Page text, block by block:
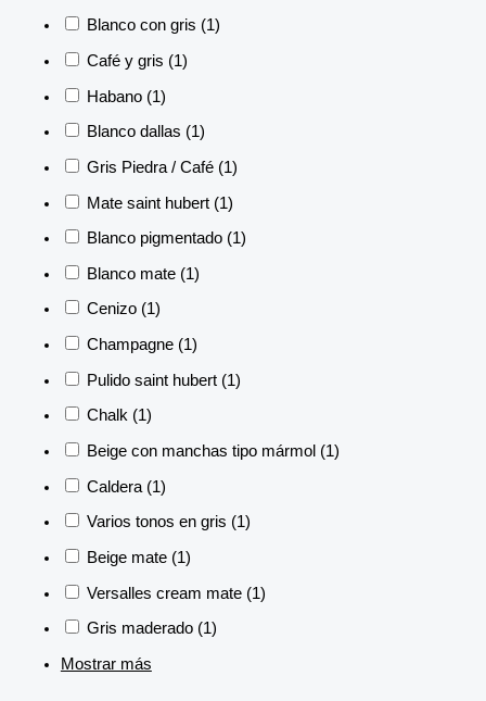
Blanco con gris (1)
Café y gris (1)
Habano (1)
Blanco dallas (1)
Gris Piedra / Café (1)
Mate saint hubert (1)
Blanco pigmentado (1)
Blanco mate (1)
Cenizo (1)
Champagne (1)
Pulido saint hubert (1)
Chalk (1)
Beige con manchas tipo mármol (1)
Caldera (1)
Varios tonos en gris (1)
Beige mate (1)
Versalles cream mate (1)
Gris maderado (1)
Mostrar más